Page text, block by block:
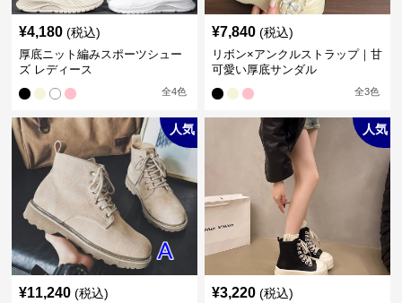
¥4,180 (税込)
厚底ニット編みスポーツシュー
ズ レディース
全4色
¥7,840 (税込)
リボン×アンクルストラップ｜甘
可愛い厚底サンダル
全3色
人気
¥11,240 (税込)
人気
¥3,220 (税込)